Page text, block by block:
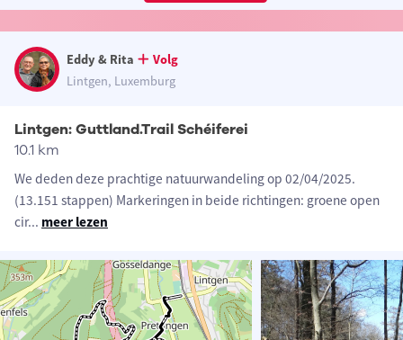
Eddy & Rita
Volg
Lintgen, Luxemburg
Lintgen: Guttland.Trail Schéiferei
10.1 km
We deden deze prachtige natuurwandeling op 02/04/2025.
(13.151 stappen) Markeringen in beide richtingen: groene open
cir... meer lezen